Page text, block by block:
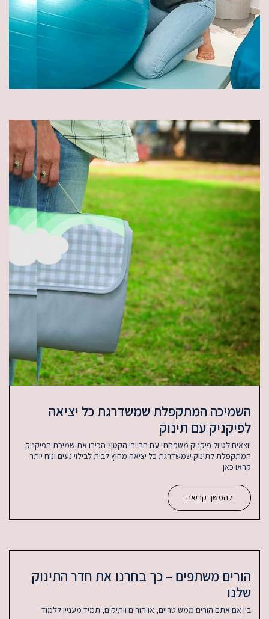
שמשדרגת כל יציאה
עם הבייבי הקטן? הכירו את שמיכת הפיקניק
כל יציאה מחוץ לבית לבילוי נעים ונוח יותר -
– כך בחרנו את חדר התינוק
או הורים וותיקים, תמיד מעניין ללמוד